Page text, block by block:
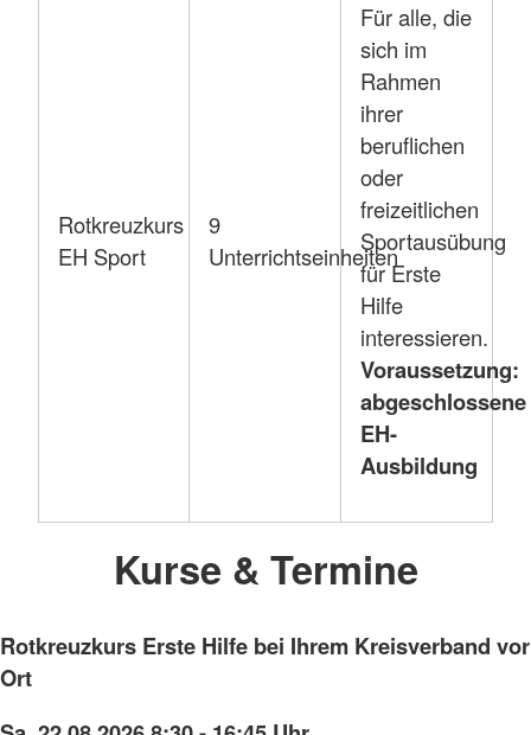
Rotkreuzkurs
EH Sport
9
Unterrichtseinheiten
Für alle, die
sich im
Rahmen
ihrer
beruflichen
oder
freizeitlichen
Sportausübung
für Erste
Hilfe
interessieren.
Voraussetzung:
abgeschlossene
EH-
Ausbildung
Kurse & Termine
Rotkreuzkurs Erste Hilfe bei Ihrem Kreisverband vor
Ort